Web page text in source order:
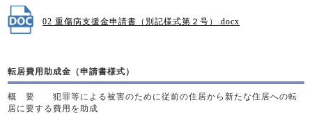
02 重傷病支援金申請書（別記様式第２号）.docx
転居費用助成金（申請書様式）
概 要 犯罪等による被害のために従前の住居から新たな住居への転
居に要する費用を助成